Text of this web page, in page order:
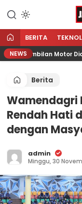
konten
BERITA
NEWS
Sembilan Motor
Berita
Wamendagri
Rendah Hati
dengan
admin
Minggu, 30